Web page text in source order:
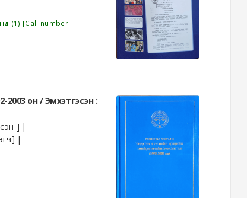
(1)
Call number:
2003 он /Эмхэтгэсэн :
]